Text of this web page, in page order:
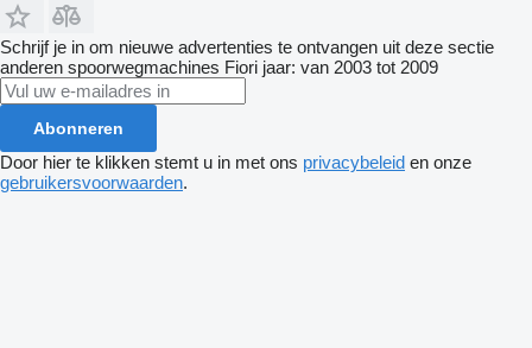
Schrijf je in om nieuwe advertenties te ontvangen uit deze sectie
anderen spoorwegmachines Fiori jaar: van 2003 tot 2009
Abonneren
Door hier te klikken stemt u in met ons privacybeleid en onze
gebruikersvoorwaarden.